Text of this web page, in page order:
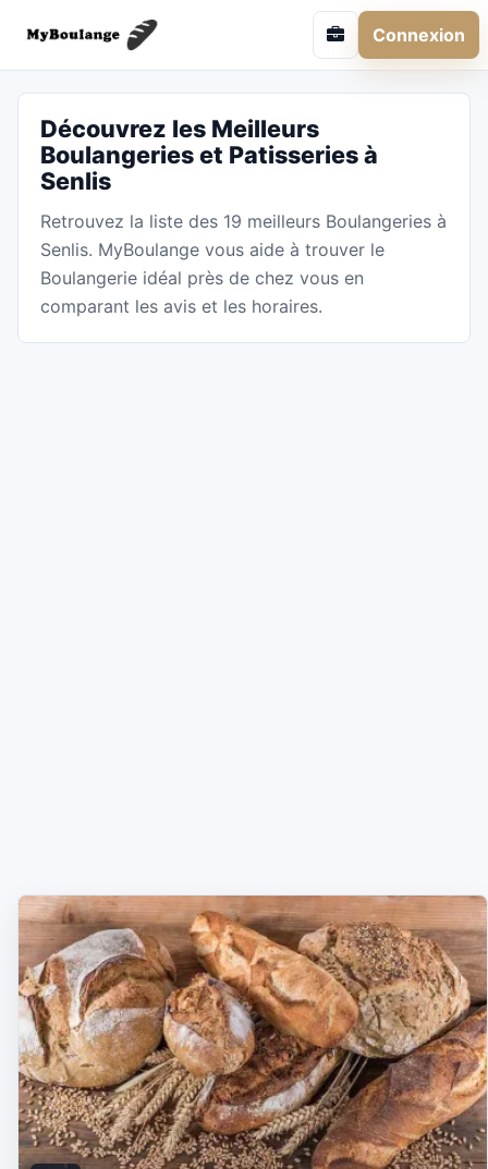
Connexion
Découvrez les Meilleurs
Boulangeries et Patisseries à
Senlis
Retrouvez la liste des 19 meilleurs Boulangeries à
Senlis. MyBoulange vous aide à trouver le
Boulangerie idéal près de chez vous en
comparant les avis et les horaires.